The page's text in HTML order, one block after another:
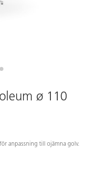
ø 110
anpassning till ojämna golv.